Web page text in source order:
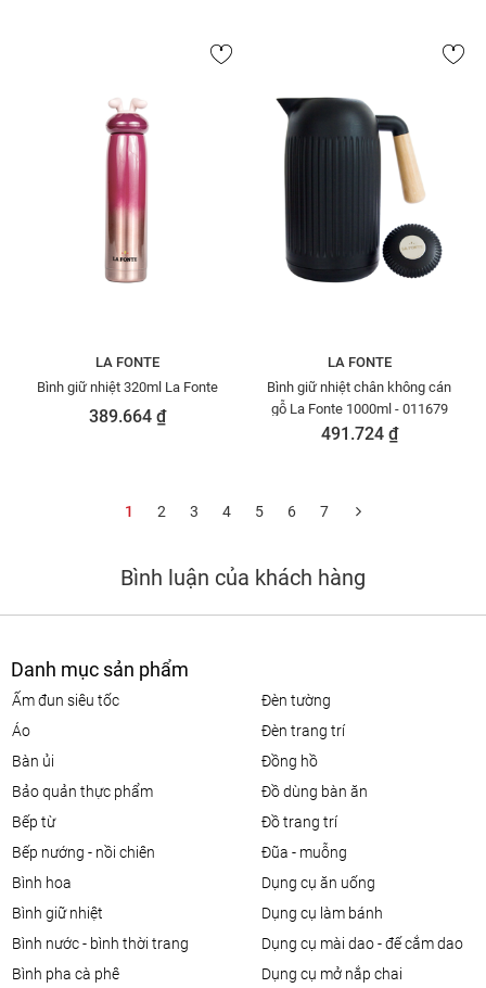
LA FONTE
Bình giữ nhiệt 320ml La Fonte
389.664 ₫
LA FONTE
Bình giữ nhiệt chân không cán
gỗ La Fonte 1000ml - 011679
491.724 ₫
1 2 3 4 5 6 7
Bình luận của khách hàng
Danh mục sản phẩm
ấm đun siêu tốc
áo
bàn ủi
bảo quản thực phẩm
bếp từ
bếp nướng - nồi chiên
bình hoa
bình giữ nhiệt
bình nước - bình thời trang
bình pha cà phê
đèn tường
đèn trang trí
đồng hồ
đồ dùng bàn ăn
đồ trang trí
đũa - muỗng
dụng cụ ăn uống
dụng cụ làm bánh
dụng cụ mài dao - đế cắm dao
dụng cụ mở nắp chai